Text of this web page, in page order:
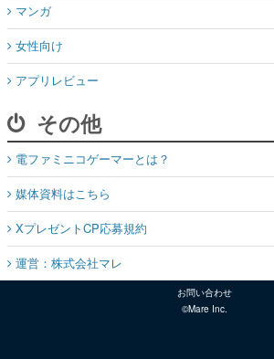
マンガ
女性向け
アプリレビュー
その他
電ファミニコゲーマーとは？
媒体資料はこちら
XプレゼントCP応募規約
運営：株式会社マレ
お問い合わせ
©Mare Inc.